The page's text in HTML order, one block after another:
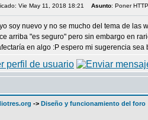
Vie May 11, 2018 18:21 Asunto: Poner
soy nuevo y no se mucho del tema de
arriba "es seguro" pero sin embargo en
en algo :P espero mi sugerencia sea
-> Diseño y funcionamiento del foro